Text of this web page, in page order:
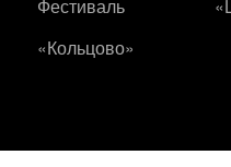
Фестиваль
«Кольцово»